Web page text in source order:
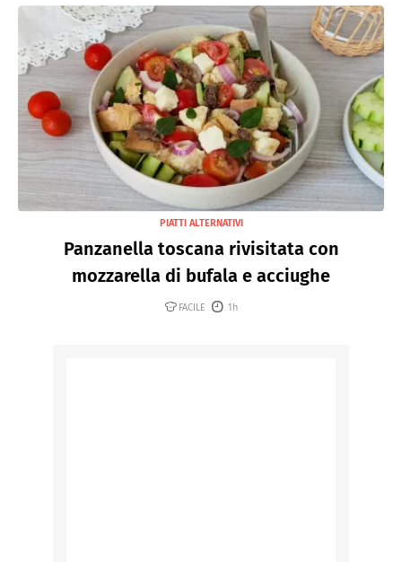
PIATTI ALTERNATIVI
Panzanella toscana rivisitata con
mozzarella di bufala e acciughe
FACILE 1h